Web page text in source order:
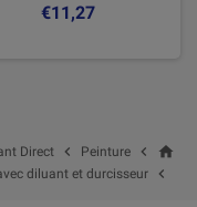
€11,27
home

Peinture

Direct

diluant et durcisseur